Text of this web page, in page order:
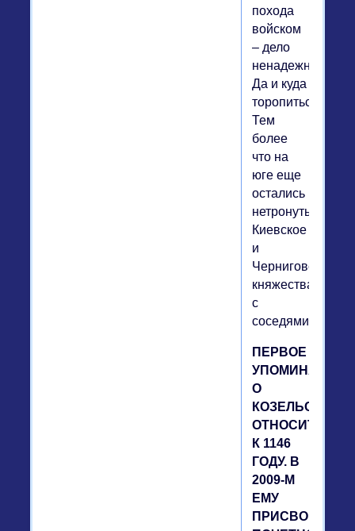
похода
войском
– дело
ненадежное.
Да и куда
торопиться?
Тем
более
что на
юге еще
остались
нетронутыми
Киевское
и
Черниговское
княжества
с
соседями.
ПЕРВОЕ
УПОМИНАНИЕ
О
КОЗЕЛЬСКЕ
ОТНОСИТСЯ
К 1146
ГОДУ. В
2009-М
ЕМУ
ПРИСВОЕНО